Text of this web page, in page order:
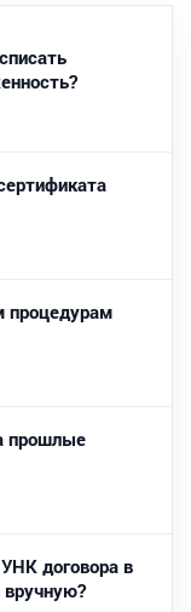
процедурам
прошлые
договора в